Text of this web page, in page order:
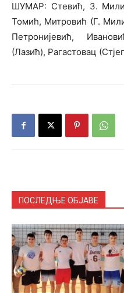
ШУМАР: Стевић, З.
Томић, Митровић (Г.
Петронијевић,
(Лазић), Рагастовац
ПОСЛЕДЊЕ ОБЈАВЕ